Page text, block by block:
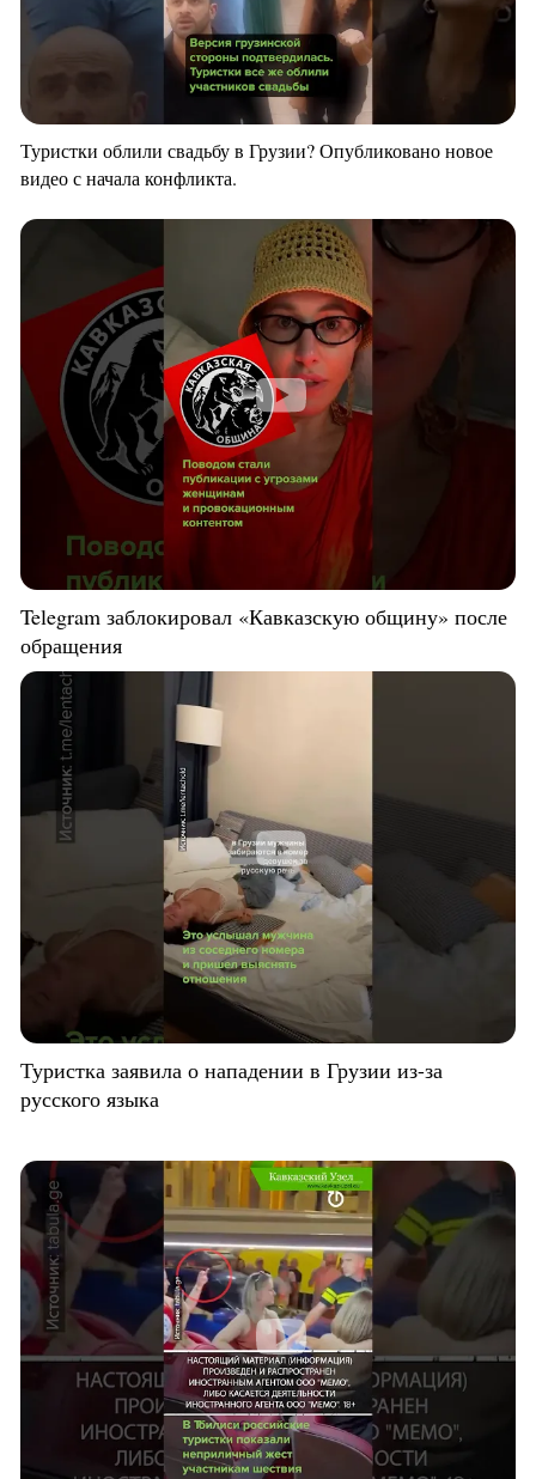
Туристки облили свадьбу в Грузии? Опубликовано новое
видео с начала конфликта.
Telegram заблокировал «Кавказскую общину» после
обращения
Туристка заявила о нападении в Грузии из-за
русского языка